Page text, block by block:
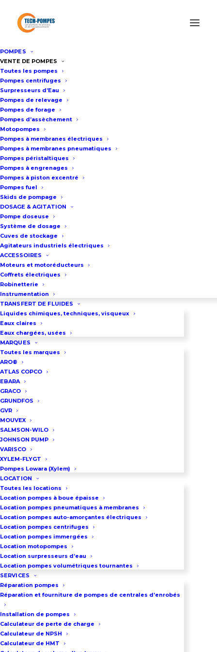
POMPES
VENTE DE POMPES
Toutes les pompes
Pompes centrifuges
Surpresseurs d’Eau
Pompes de relevage
Pompes de forage
Pompes d’assèchement
Motopompes
Pompes à membranes électriques
Pompes à membranes pneumatiques
Pompes péristaltiques
Pompes à engrenages
Pompes à piston excentré
Pompes fuel
Skids de pompage
DOSAGE & AGITATION
Pompe doseuse
Système de dosage
Cuves de stockage
Agitateurs industriels électriques
ACCESSOIRES
Moteurs et motoréducteurs
Coffrets électriques
Robinetterie
Instrumentation
TRANSFERT DE FLUIDES
Liquides chimiques, techniques, visqueux
Eaux claires
Eaux chargées, usées
MARQUES
Toutes les marques
ARO®
ATLAS COPCO
EBARA
GRACO
GRUNDFOS
GVR
MOUVEX
SALMSON-WILO
JOHNSON PUMP
VARISCO
XYLEM-FLYGT
Pompes Lowara (Xylem)
LOCATION
Toutes les locations
Location pompes à boue épaisse
Location pompes pneumatiques à membranes
Location pompes auto-amorçantes électriques
Location pompes centrifuges
Location pompes immergées
Location motopompes
Location surpresseurs d’eau
Location pompes volumétriques tournantes
SERVICES
Réparation pompes
Réparation et fourniture de pompes de centrales d’enrobés
Installation de pompes
Calculateur de perte de charge
Calculateur de NPSH
Calculateur de HMT
Accueil /Pompes de relevage eaux usées pour les
professionnels/
Pompe de relevage eaux usées pour les
professionnels XYLEM-FLYGT
Pompe immergée de relevage
LOWARA (XYLEM) 1315S
Fiche technique
La série 1300 de Lowara® franchit
un palier de performance avec le
modèle 1315, destiné aux
applications de relevage plus
exigeantes. Cette pompe
submersible pour eaux chargées
se distingue par sa capacité à
gérer des volumes importants
tout en minimisant les coûts
d’exploitation. Elle intègre des
composants de haute qualité
assurant une protection
étanchéité parfaite. Que ce soit
municipales ou des sites
industriels, la 1315 offre une
hydraulique optimisée qui
prévient les obstructions. C’est un
investissement sûr pour ceux qui
exigent une fiabilité constante et
une grande résistance à l’usure
dans le temps.
Débit maxi :
Pression maxi :30 m
Puissance moteur : 1,8 à 4,4 kW
Tension du moteur :
DN :65 à 100 mm